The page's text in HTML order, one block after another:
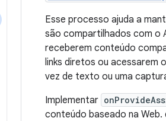
Esse processo ajuda a
são compartilhados com o
receberem conteúdo
links diretos ou acessarem
vez de texto ou uma
Implementar
conteúdo baseado na Web.